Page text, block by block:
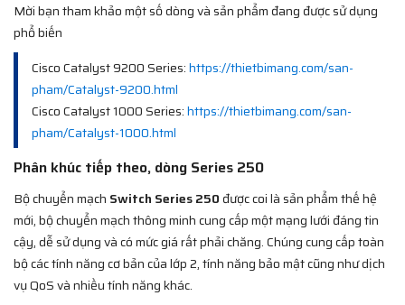
Mời bạn tham khảo một số dòng và sản phẩm đang được sử dụng
phổ biến
Cisco Catalyst 9200 Series:https://thietbimang.com/san-
pham/Catalyst-9200.html
Cisco Catalyst 1000 Series:https://thietbimang.com/san-
pham/Catalyst-1000.html
Phân khúc tiếp theo, dòng Series 250
Bộ chuyển mạch Switch Series 250 được coi là sản phẩm thế hệ
mới, bộ chuyển mạch thông minh cung cấp một mạng lưới đáng tin
cậy, dễ sử dụng và có mức giá rất phải chăng. Chúng cung cấp toàn
bộ các tính năng cơ bản của lớp 2, tính năng bảo mật cũng như dịch
vụ QoS và nhiều tính năng khác.